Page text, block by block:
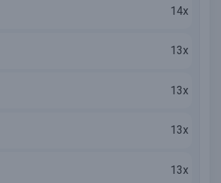
14x
13x
13x
13x
13x